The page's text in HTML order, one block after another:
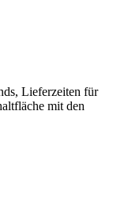
Lieferzeiten für
mit den